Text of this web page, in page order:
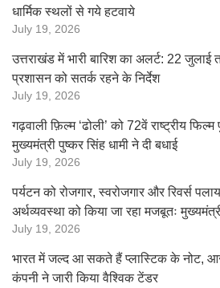
धार्मिक स्थलों से गये हटवाये
July 19, 2026
उत्तराखंड में भारी बारिश का अलर्ट: 22 जुलाई
प्रशासन को सतर्क रहने के निर्देश
July 19, 2026
गढ़वाली फ़िल्म ‘ढोली’ को 72वें राष्ट्रीय
मुख्यमंत्री पुष्कर सिंह धामी ने दी बधाई
July 19, 2026
पर्यटन को रोजगार, स्वरोजगार और रिवर्स
अर्थव्यवस्था को किया जा रहा मजबूतः
July 19, 2026
भारत में जल्द आ सकते हैं प्लास्टिक के नोट,
कंपनी ने जारी किया वैश्विक टेंडर